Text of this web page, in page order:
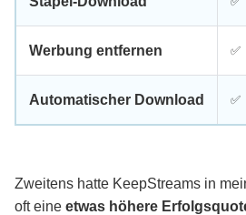
Werbung entfernen ✅
Automatischer Download ✅
Zweitens hatte KeepStreams in
oft eine etwas höhere